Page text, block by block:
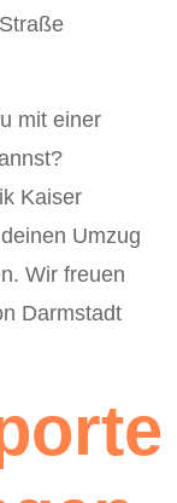
mit einer
Kaiser
Umzug
Wir freuen
Darmstadt